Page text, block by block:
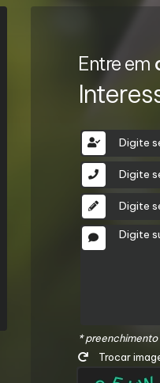
Entre em
*
Trocar